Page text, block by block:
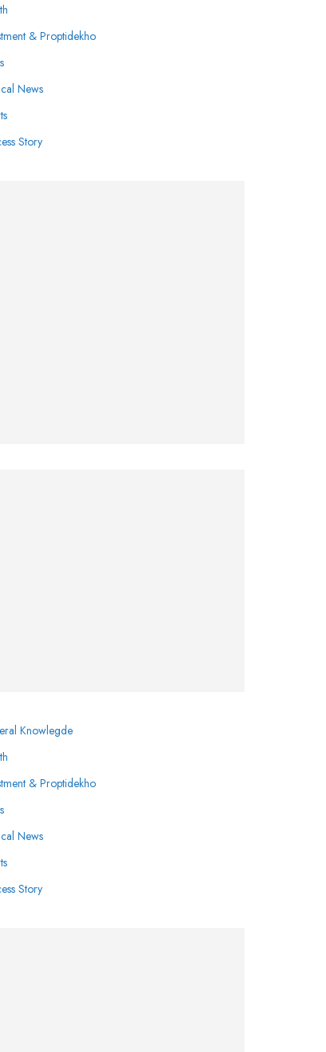
& Proptidekho
News
Story
Knowlegde
& Proptidekho
News
Story